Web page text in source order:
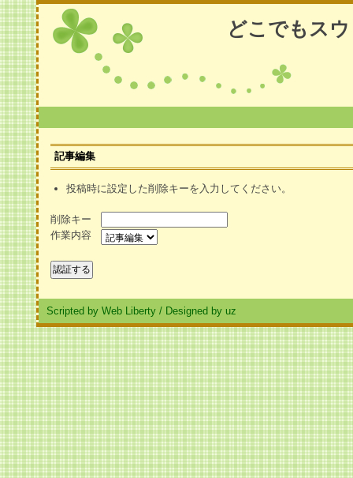
どこでもス
記事編集
投稿時に設定した削除キーを入力してください。
削除キー
作業内容
Scripted by Web Liberty / Designed by uz